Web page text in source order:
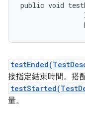
public void
接指定結束時間。搭
量。